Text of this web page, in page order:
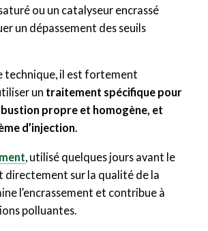
ou un catalyseur encrassé
un dépassement des seuils
technique, il est fortement
un traitement spécifique pour
propre et homogène, et
d’injection.
, utilisé quelques jours avant le
directement sur la qualité de la
l’encrassement et contribue à
polluantes.